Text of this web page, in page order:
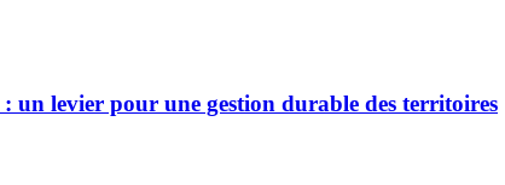
un levier pour une gestion durable des territoires